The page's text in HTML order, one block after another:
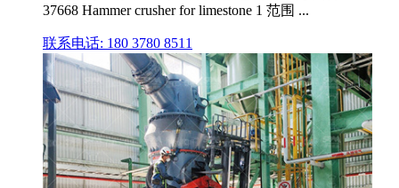
37668 Hammer crusher for limestone 1 范围 ...
联系电话: 180 3780 8511